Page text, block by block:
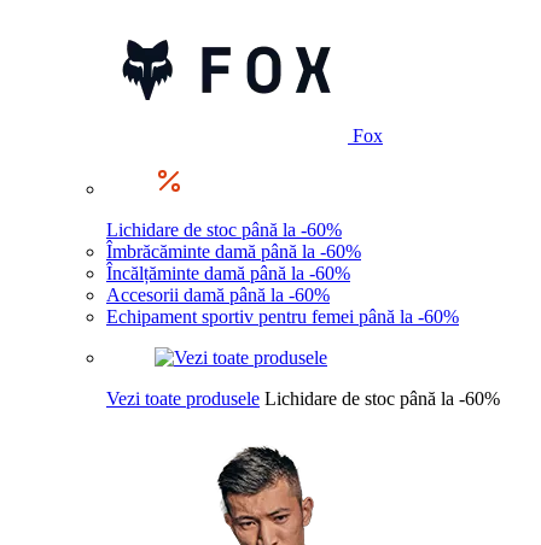
Fox
Lichidare de stoc până la -60%
Îmbrăcăminte damă până la -60%
Încălțăminte damă până la -60%
Accesorii damă până la -60%
Echipament sportiv pentru femei până la -60%
Vezi toate produsele Lichidare de stoc până la -60%